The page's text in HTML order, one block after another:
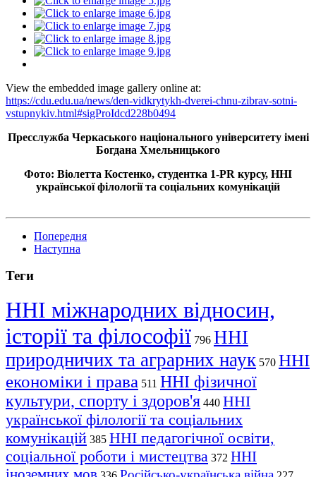
View the embedded image gallery online at:
https://cdu.edu.ua/news/den-vidkrytykh-dverei-chnu-zibrav-sotni-
vstupnykiv.html#sigProIdcd228b0494
Пресслужба Черкаського національного університету імені
Богдана Хмельницького
Фото: Віолетта Костенко, студентка 1-PR курсу, ННІ
української філології та соціальних комунікацій
Попередня
Наступна
Теги
ННІ міжнародних відносин,
історії та філософії 796 ННІ
природничих та аграрних наук 570 ННІ
економіки і права 511 ННІ фізичної
культури, спорту і здоров'я 440 ННІ
української філології та соціальних
комунікацій 385 ННІ педагогічної освіти,
соціальної роботи і мистецтва 372 ННІ